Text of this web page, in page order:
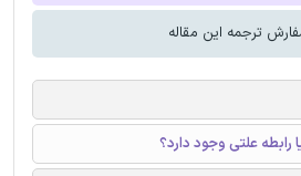
ترجمه این مقاله
رابطه علتی وجود دارد؟